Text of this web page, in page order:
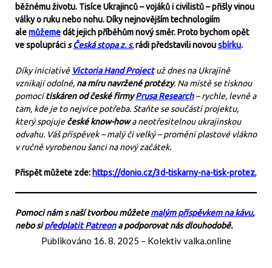
běžnému životu. Tisíce Ukrajinců – vojáků i civilistů – přišly vinou
války o ruku nebo nohu. Díky nejnovějším technologiím
alemůžemedát jejich příběhům nový směr. Proto bychom opět
ve spolupráci sČeská stopa z. s.rádi představili novousbírku.
Díky iniciativě Victoria Hand Projectuž dnes na Ukrajině
vznikají odolné, na míru navržené protézy. Na místě se tisknou
pomocítiskáren od české firmyPrusa Research– rychle, levně a
tam, kde je to nejvíce potřeba. Staňte se součástí projektu,
který spojuječeské know-howa neotřesitelnou ukrajinskou
odvahu. Váš příspěvek – malý či velký – promění plastové vlákno
v ručně vyrobenou šanci na nový začátek.
Přispět můžete zde: https://donio.cz/3d-tiskarny-na-tisk-protez,
Pomoci nám s naší tvorbou můžetemalým příspěvkem na kávu,
nebo sipředplatit Patreona podporovat nás dlouhodobě.
Publikováno 16. 8. 2025 – Kolektiv valka.online